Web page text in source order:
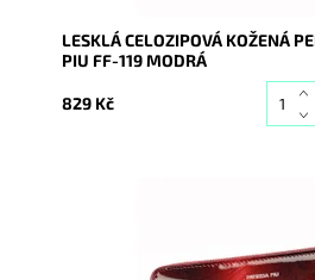
LESKLÁ CELOZIPOVÁ KOŽENÁ
PIU FF-119 MODRÁ
829 Kč
Povrch je lesklý a imituje kapradí